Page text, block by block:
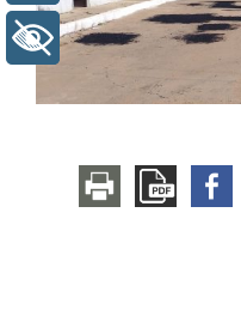
+ Acessibilidade